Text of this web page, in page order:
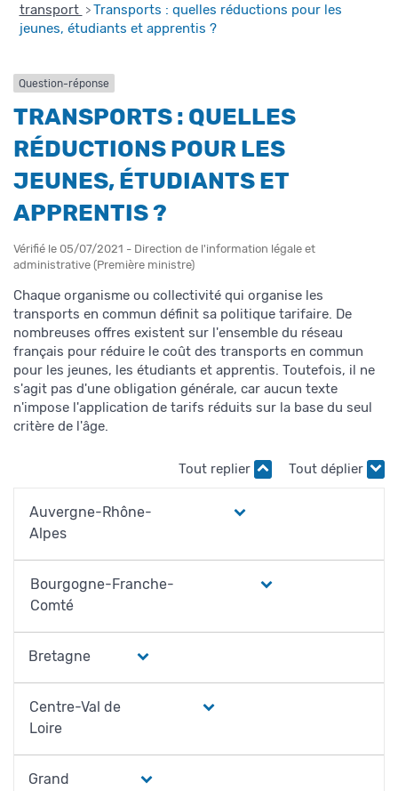
transport > Transports : quelles réductions pour les
jeunes, étudiants et apprentis ?
Question-réponse
TRANSPORTS : QUELLES
RÉDUCTIONS POUR LES
JEUNES, ÉTUDIANTS ET
APPRENTIS ?
Vérifié le 05/07/2021 - Direction de l'information légale et
administrative (Première ministre)
Chaque organisme ou collectivité qui organise les
transports en commun définit sa politique tarifaire. De
nombreuses offres existent sur l'ensemble du réseau
français pour réduire le coût des transports en commun
pour les jeunes, les étudiants et apprentis. Toutefois, il ne
s'agit pas d'une obligation générale, car aucun texte
n'impose l'application de tarifs réduits sur la base du seul
critère de l'âge.
Tout replier Tout déplier
Auvergne-Rhône-
Alpes
Bourgogne-Franche-
Comté
Bretagne
Centre-Val de
Loire
Grand